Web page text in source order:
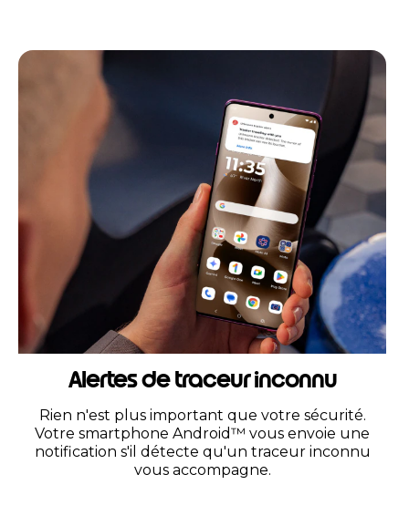
Alertes de traceur inconnu
Rien n'est plus important que votre sécurité.
Votre smartphone Android™ vous envoie une
notification s'il détecte qu'un traceur inconnu
vous accompagne.